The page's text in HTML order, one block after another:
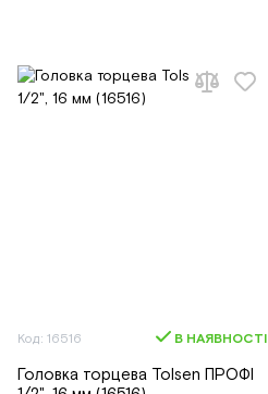
Код: 16516 В НАЯВНОСТІ
Головка торцева Tolsen ПРОФІ